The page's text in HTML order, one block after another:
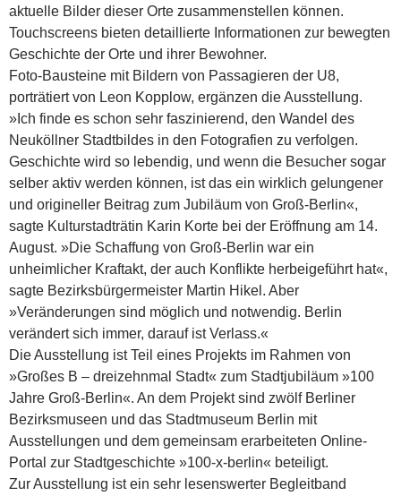
aktuelle Bilder dieser Orte zusammenstellen können.
Touchscreens bieten detaillierte Informationen zur bewegten
Geschichte der Orte und ihrer Bewohner.
Foto-Bausteine mit Bildern von Passagieren der U8,
porträtiert von Leon Kopplow, ergänzen die Ausstellung.
»Ich finde es schon sehr faszinierend, den Wandel des
Neuköllner Stadtbildes in den Fotografien zu verfolgen.
Geschichte wird so lebendig, und wenn die Besucher sogar
selber aktiv werden können, ist das ein wirklich gelungener
und origineller Beitrag zum Jubiläum von Groß-Berlin«,
sagte Kulturstadträtin Karin Korte bei der Eröffnung am 14.
August. »Die Schaffung von Groß-Berlin war ein
unheimlicher Kraftakt, der auch Konflikte herbeigeführt hat«,
sagte Bezirksbürgermeister Martin Hikel. Aber
»Veränderungen sind möglich und notwendig. Berlin
verändert sich immer, darauf ist Verlass.«
Die Ausstellung ist Teil eines Projekts im Rahmen von
»Großes B – dreizehnmal Stadt« zum Stadtjubiläum »100
Jahre Groß-Berlin«. An dem Projekt sind zwölf Berliner
Bezirksmuseen und das Stadtmuseum Berlin mit
Ausstellungen und dem gemeinsam erarbeiteten Online-
Portal zur Stadtgeschichte »100-x-berlin« beteiligt.
Zur Ausstellung ist ein sehr lesenswerter Begleitband